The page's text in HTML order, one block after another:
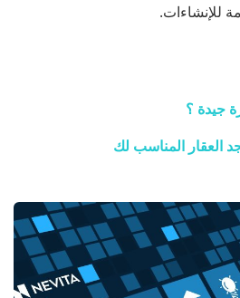
جيدة ؟
العقار المناسب لك